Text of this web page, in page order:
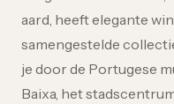
aard, heeft elegante
samengestelde
je door de Portugese
Baixa, het